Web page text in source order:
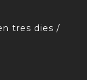
tres dies /